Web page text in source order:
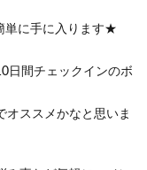
単に手に入ります★
日間チェックインのボ
オススメかなと思いま